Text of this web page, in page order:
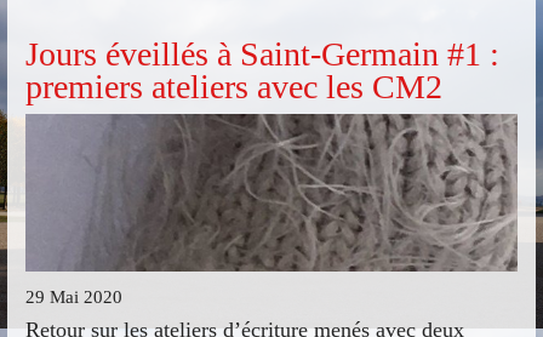
Jours éveillés à Saint-Germain #1 :
premiers ateliers avec les CM2
29 Mai 2020
Retour sur les ateliers d’écriture menés avec deux